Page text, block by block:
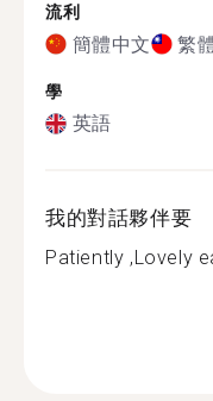
流利
簡體中文 繁
學
英語
我的對話夥伴要
Patiently ,Lovely